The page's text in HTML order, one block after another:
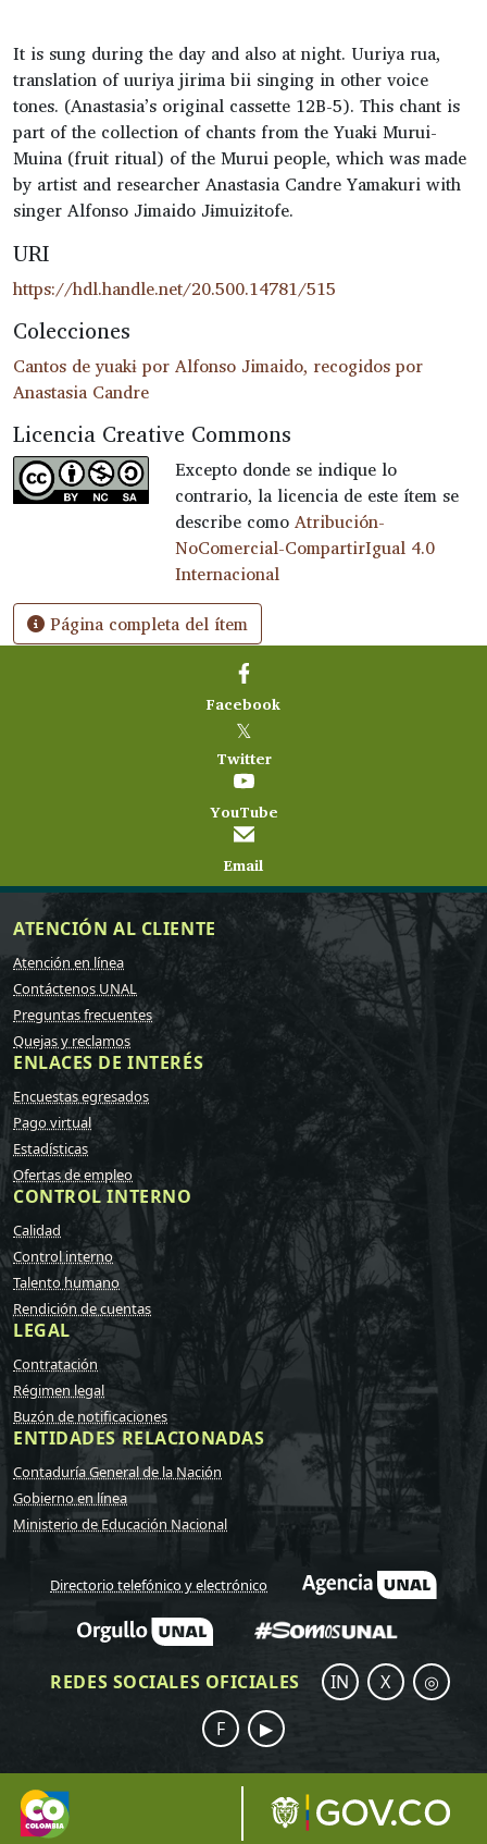
It is sung during the day and also at night. Uuriya rua,
translation of uuriya jirima bii singing in other voice
tones. (Anastasia’s original cassette 12B-5). This chant is
part of the collection of chants from the Yuakɨ Murui-
Muina (fruit ritual) of the Murui people, which was made
by artist and researcher Anastasia Candre Yamakuri with
singer Alfonso Jimaido Jɨmuizɨtofe.
URI
https://hdl.handle.net/20.500.14781/515
Colecciones
Cantos de yuakɨ por Alfonso Jimaido, recogidos por
Anastasia Candre
Licencia Creative Commons
Excepto donde se indique lo
contrario, la licencia de este ítem se
describe comoAtribución-
NoComercial-CompartirIgual 4.0
Internacional
Página completa del ítem
Facebook
𝕏
Twitter
YouTube
Email
ATENCIÓN AL CLIENTE
Atención en línea
Contáctenos UNAL
Preguntas frecuentes
Quejas y reclamos
ENLACES DE INTERÉS
Encuestas egresados
Pago virtual
Estadísticas
Ofertas de empleo
CONTROL INTERNO
Calidad
Control interno
Talento humano
Rendición de cuentas
LEGAL
Contratación
Régimen legal
Buzón de notificaciones
ENTIDADES RELACIONADAS
Contaduría General de la Nación
Gobierno en línea
Ministerio de Educación Nacional
Directorio telefónico y electrónico
REDES SOCIALES OFICIALES IN X
◎
F
▶